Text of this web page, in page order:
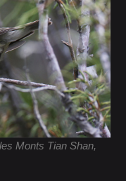
Monts Tian Shan,